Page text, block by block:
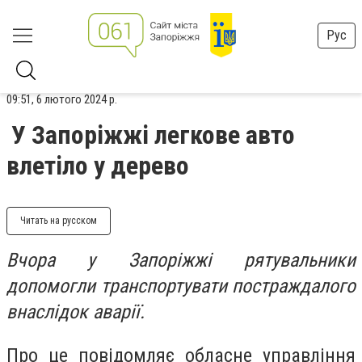
Рус
09:51, 6 лютого 2024 р.
У Запоріжжі легкове авто
влетіло у дерево
Читать на русском
Вчора у Запоріжжі рятувальники
допомогли транспортувати постраждалого
внаслідок аварії.
Про це повідомляє обласне управління